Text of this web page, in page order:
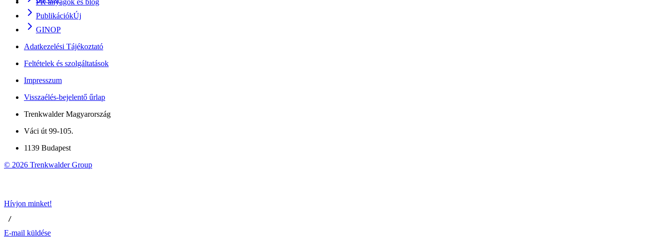
PublikációkÚj
GINOP
Adatkezelési Tájékoztató
Feltételek és szolgáltatások
Impresszum
Visszaélés-bejelentő űrlap
Trenkwalder Magyarország
Váci út 99-105.
1139 Budapest
© 2026 Trenkwalder Group
Hívjon minket!
/
E-mail küldése